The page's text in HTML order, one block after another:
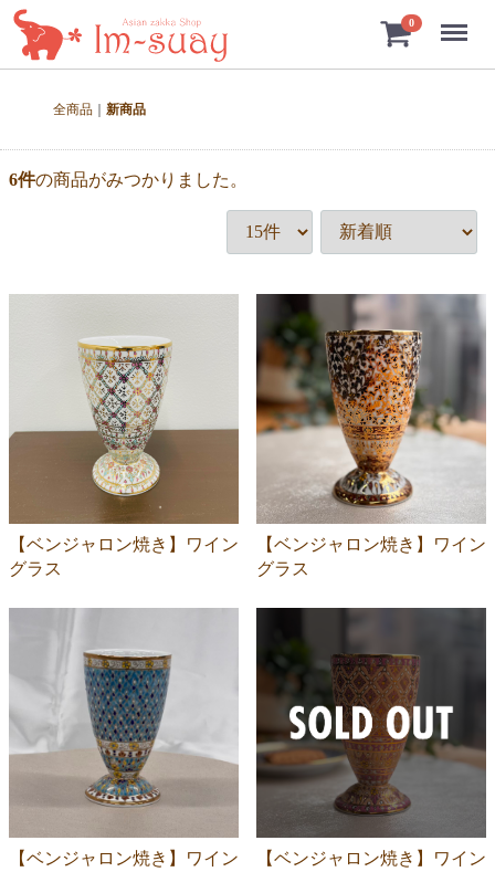
0 Menu
全商品 新商品
6件の商品がみつかりました。
【ベンジャロン焼き】ワイン
グラス
【ベンジャロン焼き】ワイン
グラス
【ベンジャロン焼き】ワイン
【ベンジャロン焼き】ワイン